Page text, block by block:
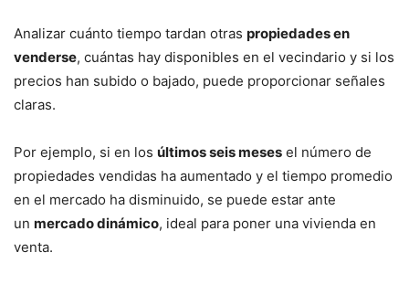
Analizar cuánto tiempo tardan otras propiedades en
venderse, cuántas hay disponibles en el vecindario y si los
precios han subido o bajado, puede proporcionar señales
claras.
Por ejemplo, si en los últimos seis meses el número de
propiedades vendidas ha aumentado y el tiempo promedio
en el mercado ha disminuido, se puede estar ante
un mercado dinámico, ideal para poner una vivienda en
venta.